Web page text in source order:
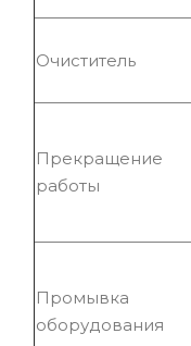
Очиститель
Прекращение
работы
Промывка
оборудования